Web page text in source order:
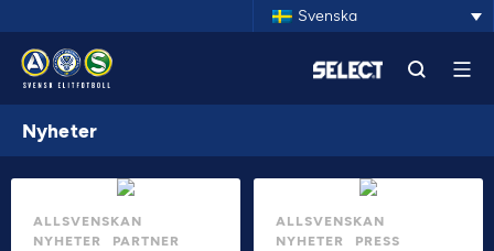
Svenska
Nyheter
ALLSVENSKAN
NYHETER
PARTNER
ALLSVENSKAN
NYHETER
PRESS